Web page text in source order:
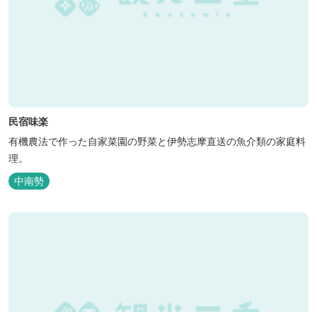
民宿味楽
有機農法で作った自家菜園の野菜と伊勢志摩直送の魚介類の家庭料
理。
中南勢